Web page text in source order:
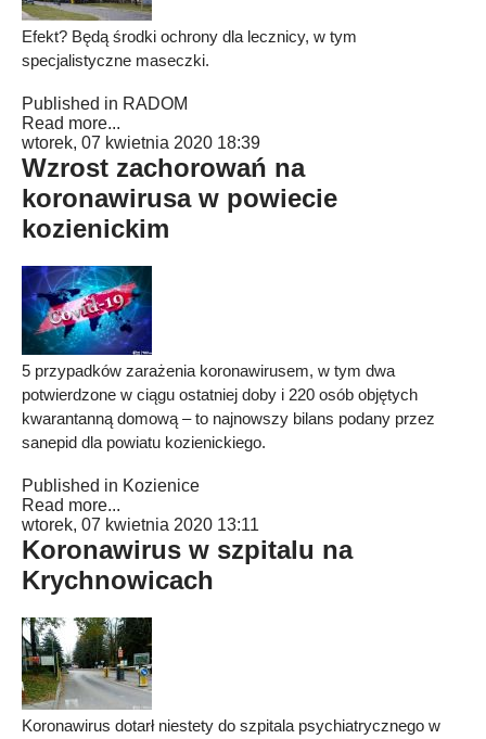
Efekt? Będą środki ochrony dla lecznicy, w tym
specjalistyczne maseczki.
Published in RADOM
Read more...
wtorek, 07 kwietnia 2020 18:39
Wzrost zachorowań na
koronawirusa w powiecie
kozienickim
5 przypadków zarażenia koronawirusem, w tym dwa
potwierdzone w ciągu ostatniej doby i 220 osób objętych
kwarantanną domową – to najnowszy bilans podany przez
sanepid dla powiatu kozienickiego.
Published in Kozienice
Read more...
wtorek, 07 kwietnia 2020 13:11
Koronawirus w szpitalu na
Krychnowicach
Koronawirus dotarł niestety do szpitala psychiatrycznego w